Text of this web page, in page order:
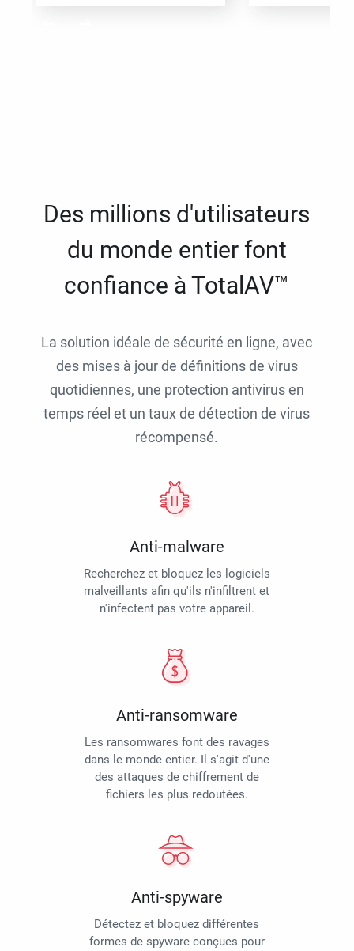
Des millions d'utilisateurs
du monde entier font
confiance à TotalAV™
La solution idéale de sécurité en ligne, avec
des mises à jour de définitions de virus
quotidiennes, une protection antivirus en
temps réel et un taux de détection de virus
récompensé.
Anti-malware
Recherchez et bloquez les logiciels
malveillants afin qu'ils n'infiltrent et
n'infectent pas votre appareil.
Anti-ransomware
Les ransomwares font des ravages
dans le monde entier. Il s'agit d'une
des attaques de chiffrement de
fichiers les plus redoutées.
Anti-spyware
Détectez et bloquez différentes
formes de spyware conçues pour